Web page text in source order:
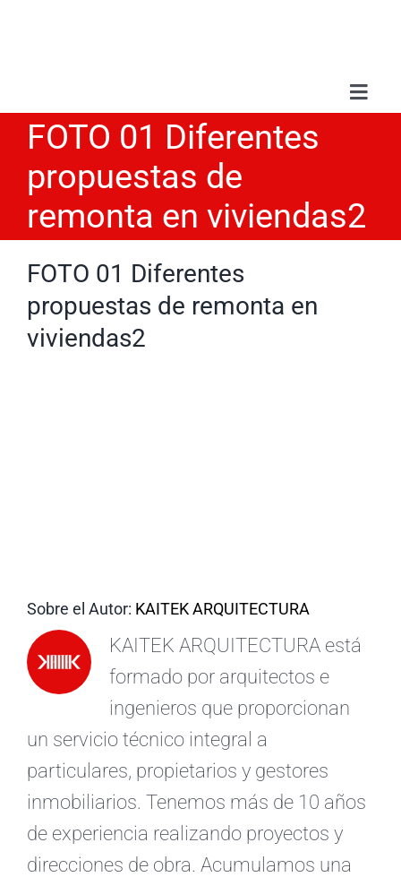
FOTO 01 Diferentes
propuestas de
remonta en viviendas2
FOTO 01 Diferentes
propuestas de remonta en
viviendas2
Sobre el Autor: KAITEK ARQUITECTURA
KAITEK ARQUITECTURA está
formado por arquitectos e
ingenieros que proporcionan
un servicio técnico integral a
particulares, propietarios y gestores
inmobiliarios. Tenemos más de 10 años
de experiencia realizando proyectos y
direcciones de obra. Acumulamos una